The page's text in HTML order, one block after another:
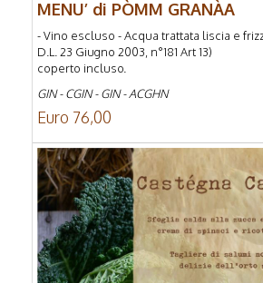
MENU’ di PÒMM GRANÀA
- Vino escluso - Acqua trattata liscia e
D.L. 23 Giugno 2003, n°181 Art 13)
coperto incluso.
GIN - CGIN - GIN - ACGHN
Euro 76,00